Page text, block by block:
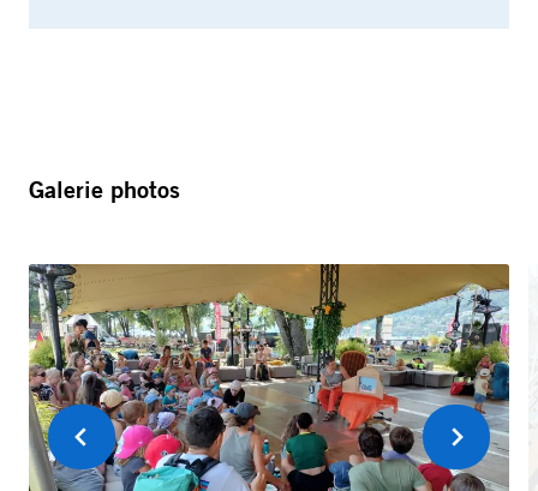
Galerie photos
Précédent Suivant